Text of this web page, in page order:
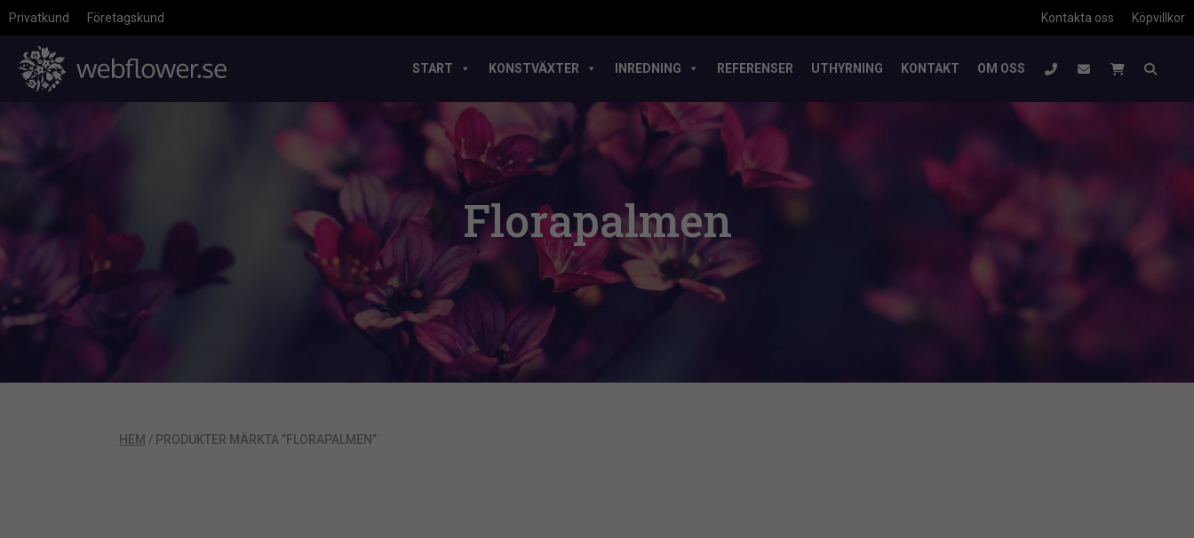
Privatkund Företagskund Köpvillkor
Kontakta oss
START KONSTVÄXTER INREDNING REFERENSER UTHYRNING KONTAKT OM OSS
Florapalmen
HEM / PRODUKTER MÄRKTA ”FLORAPALMEN”